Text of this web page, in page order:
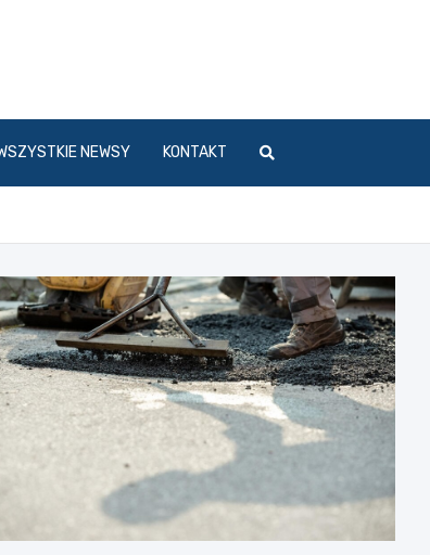
NEWSY KONTAKT